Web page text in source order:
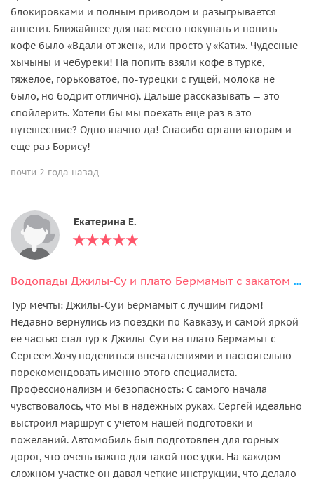
блокировками и полным приводом и разыгрывается
аппетит. Ближайшее для нас место покушать и попить
кофе было «Вдали от жен», или просто у «Кати». Чудесные
хычыны и чебуреки! На попить взяли кофе в турке,
тяжелое, горьковатое, по-турецки с гущей, молока не
было, но бодрит отлично). Дальше рассказывать — это
спойлерить. Хотели бы мы поехать еще раз в это
путешествие? Однозначно да! Спасибо организаторам и
еще раз Борису!
почти 2 года назад
Екатерина Е.
Водопады Джилы-Су и плато Бермамыт с закатом за один день из Кисловодска
Тур мечты: Джилы-Су и Бермамыт с лучшим гидом!
Недавно вернулись из поездки по Кавказу, и самой яркой
ее частью стал тур к Джилы-Су и на плато Бермамыт с
Сергеем.Хочу поделиться впечатлениями и настоятельно
порекомендовать именно этого специалиста.
Профессионализм и безопасность: С самого начала
чувствовалось, что мы в надежных руках. Сергей идеально
выстроил маршрут с учетом нашей подготовки и
пожеланий. Автомобиль был подготовлен для горных
дорог, что очень важно для такой поездки. На каждом
сложном участке он давал четкие инструкции, что делало